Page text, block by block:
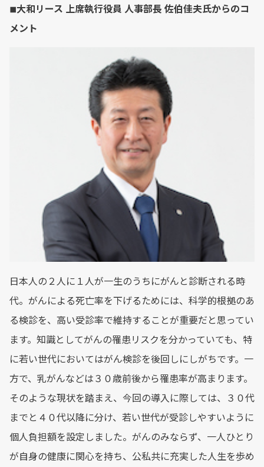
◾︎大和リース 上席執行役員 人事部長 佐伯佳夫氏からのコ
メント
日本人の２人に１人が一生のうちにがんと診断される時
代。がんによる死亡率を下げるためには、科学的根拠のあ
る検診を、高い受診率で維持することが重要だと思ってい
ます。知識としてがんの罹患リスクを分かっていても、特
に若い世代においてはがん検診を後回しにしがちです。一
方で、乳がんなどは３０歳前後から罹患率が高まります。
そのような現状を踏まえ、今回の導入に際しては、３０代
までと４０代以降に分け、若い世代が受診しやすいように
個人負担額を設定しました。がんのみならず、一人ひとり
が自身の健康に関心を持ち、公私共に充実した人生を歩め